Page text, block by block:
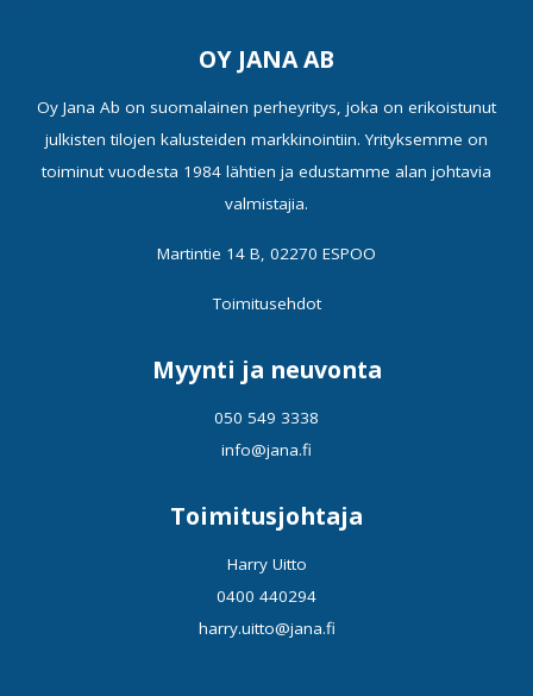
OY JANA AB
Oy Jana Ab on suomalainen perheyritys, joka on erikoistunut
julkisten tilojen kalusteiden markkinointiin. Yrityksemme on
toiminut vuodesta 1984 lähtien ja edustamme alan johtavia
valmistajia.
Martintie 14 B, 02270 ESPOO
Toimitusehdot
Myynti ja neuvonta
050 549 3338
info@jana.fi
Toimitusjohtaja
Harry Uitto
0400 440294
harry.uitto@jana.fi